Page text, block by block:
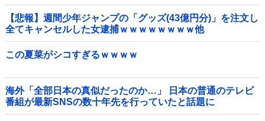
【悲報】週間少年ジャンプの「グッズ(43億円分)」を注文し
全てキャンセルした女逮捕ｗｗｗｗｗｗｗｗ他
この夏菜がシコすぎるｗｗｗｗ
海外「全部日本の真似だったのか…」 日本の普通のテレビ
番組が最新SNSの数十年先を行っていたと話題に